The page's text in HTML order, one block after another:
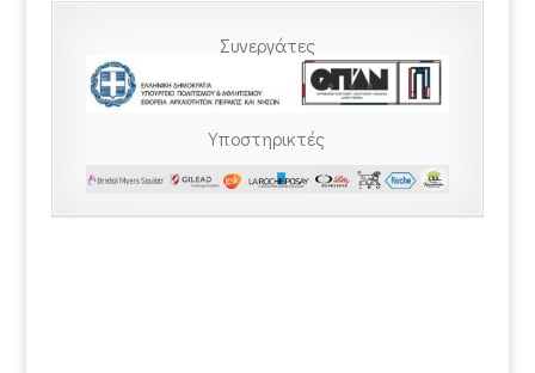
Συνεργάτες
Υποστηρικτές